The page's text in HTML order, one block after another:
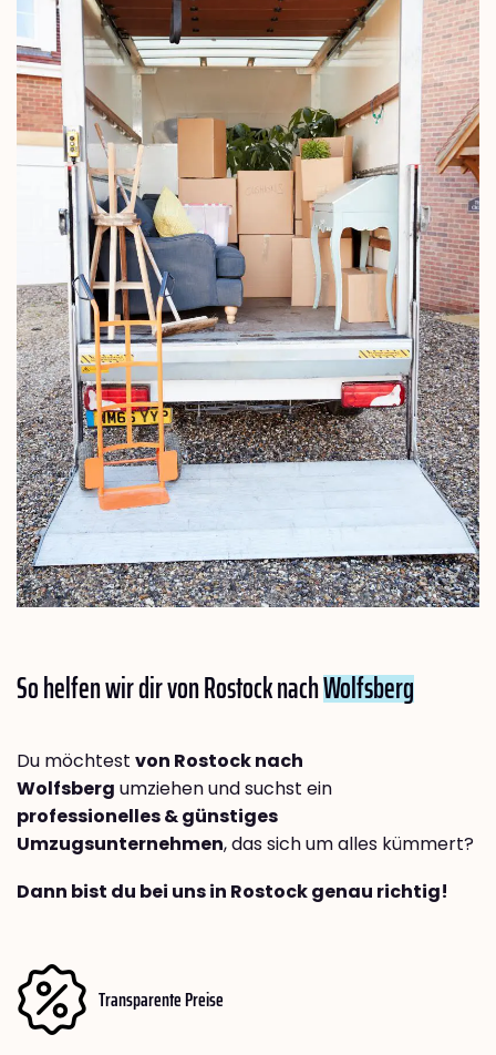
So helfen wir dir von Rostock nachWolfsberg
Du möchtest von Rostock nach
Wolfsberg umziehen und suchst ein
professionelles & günstiges
Umzugsunternehmen, das sich um alles kümmert?
Dann bist du bei uns in Rostock genau richtig!
Transparente Preise